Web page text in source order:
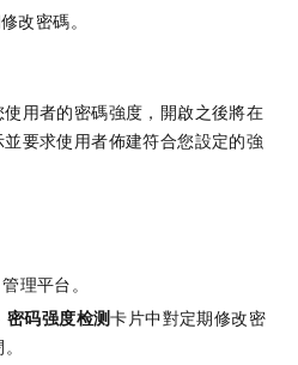
改密碼。
用者的密碼強度，開啟之後將在
要求使用者佈建符合您設定的強
管理平台。
密码强度检测卡片中對定期修改密